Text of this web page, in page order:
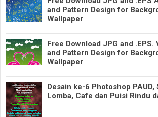
and Pattern Design for
Wallpaper
Free Download JPG and
and Pattern Design for
Wallpaper
Desain ke-6 Photoshop PAUD,
Lomba, Cafe dan Puisi Rindu